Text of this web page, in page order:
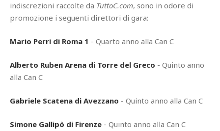
indiscrezioni raccolte da TuttoC.com, sono in odore di
promozione i seguenti direttori di gara:
Mario Perri di Roma 1 - Quarto anno alla Can C
Alberto Ruben Arena di Torre del Greco - Quinto anno
alla Can C
Gabriele Scatena di Avezzano - Quinto anno alla Can C
Simone Gallipò di Firenze - Quinto anno alla Can C